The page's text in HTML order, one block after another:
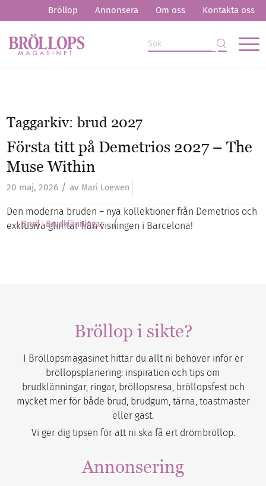
Bröllop Annonsera Om oss Kontakta oss
Taggarkiv:brud 2027
Första titt på Demetrios 2027 – The
Muse Within
20 maj, 2026 / av Mari Loewen
Den moderna bruden – nya kollektioner från Demetrios och
exklusiva glimtar från visningen i Barcelona!
Brud Brudklänningar /
Bröllop i sikte?
I Bröllopsmagasinet hittar du allt ni behöver inför er
bröllopsplanering: inspiration och tips om
brudklänningar, ringar, bröllopsresa, bröllopsfest och
mycket mer för både brud, brudgum, tärna, toastmaster
eller gäst.
Vi ger dig tipsen för att ni ska få ert drömbröllop.
Annonsering